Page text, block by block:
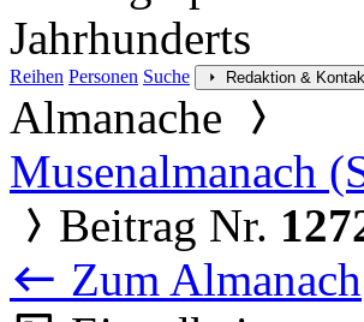
Jahrhunderts
Reihen Personen Suche Redaktion &
Almanache
Musenalmanach
Beitrag Nr.
Zum Almanach